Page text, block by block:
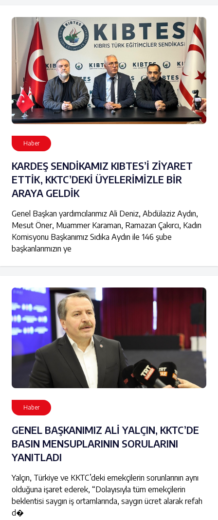
Haber
KARDEŞ SENDİKAMIZ KIBTES’İ ZİYARET
ETTİK, KKTC’DEKİ ÜYELERİMİZLE BİR
ARAYA GELDİK
Genel Başkan yardımcılarımız Ali Deniz, Abdülaziz Aydın,
Mesut Öner, Muammer Karaman, Ramazan Çakırcı, Kadın
Komisyonu Başkanımız Sıdıka Aydın ile 146 şube
başkanlarımızın ye
Haber
GENEL BAŞKANIMIZ ALİ YALÇIN, KKTC’DE
BASIN MENSUPLARININ SORULARINI
YANITLADI
Yalçın, Türkiye ve KKTC’deki emekçilerin sorunlarının aynı
olduğuna işaret ederek, “Dolayısıyla tüm emekçilerin
beklentisi saygın iş ortamlarında, saygın ücret alarak refah
d�